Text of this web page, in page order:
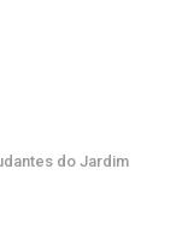
do Jardim